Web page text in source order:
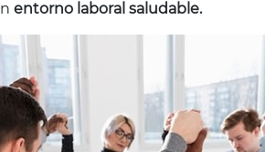
entorno laboral saludable.